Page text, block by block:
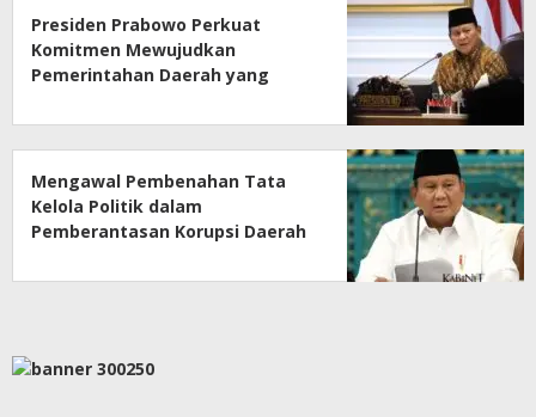
Presiden Prabowo Perkuat
Komitmen Mewujudkan
Pemerintahan Daerah yang
Mengawal Pembenahan Tata
Kelola Politik dalam
Pemberantasan Korupsi Daerah